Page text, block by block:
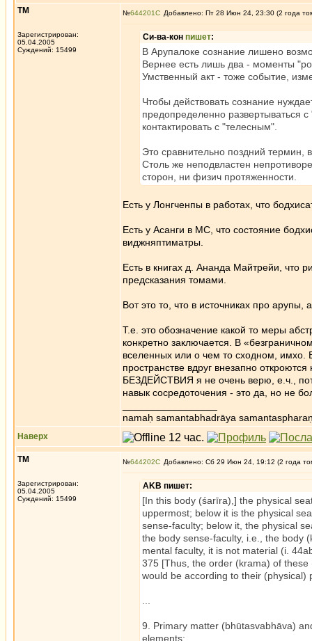
ТМ
Зарегистрирован:
05.04.2005
Суждений: 15499
№644201 Добавлено: Пт 28 Июн 24, 23:30 (2 года
Си-ва-кон пишет:
В Арупалоке сознание лишено
Вернее есть лишь два - моменты
Умственный акт - тоже событие,
Чтобы действовать сознание
предопределенно развертываться
контактировать с "телесным".
Это сравнительно поздний термин,
Столь же неподвластен
сторон, ни физич протяженности.
Есть у Лонгченпы в работах, что
Есть у Асанги в МС, что состояние
виджняптиматры.
Есть в книгах д. Ананда Майтрейи, что
предсказания томами.
Вот это то, что в источниках про
Т.е. это обозначение какой то меры
конкретно заключается. В
вселенных или о чем то сходном, имхо.
пространстве вдруг внезапно
БЕЗДЕЙСТВИЯ я не очень верю, е.ч.,
навык сосредоточения - это да, но не
namaḥ samantabhadrāya
Наверх
ТМ
Зарегистрирован:
05.04.2005
Суждений: 15499
№644202 Добавлено: Сб 29 Июн 24, 19:12 (2 года
AKB пишет:
[In this body (śarīra),] the physical
uppermost; below it is the physical
sense-faculty; below it, the physical
the body sense-faculty, i.e., the body
mental faculty, it is not material (i.
375 [Thus, the order (krama) of these
would be according to their (physical)
9. Primary matter (bhūtasvabhāva)
elements;